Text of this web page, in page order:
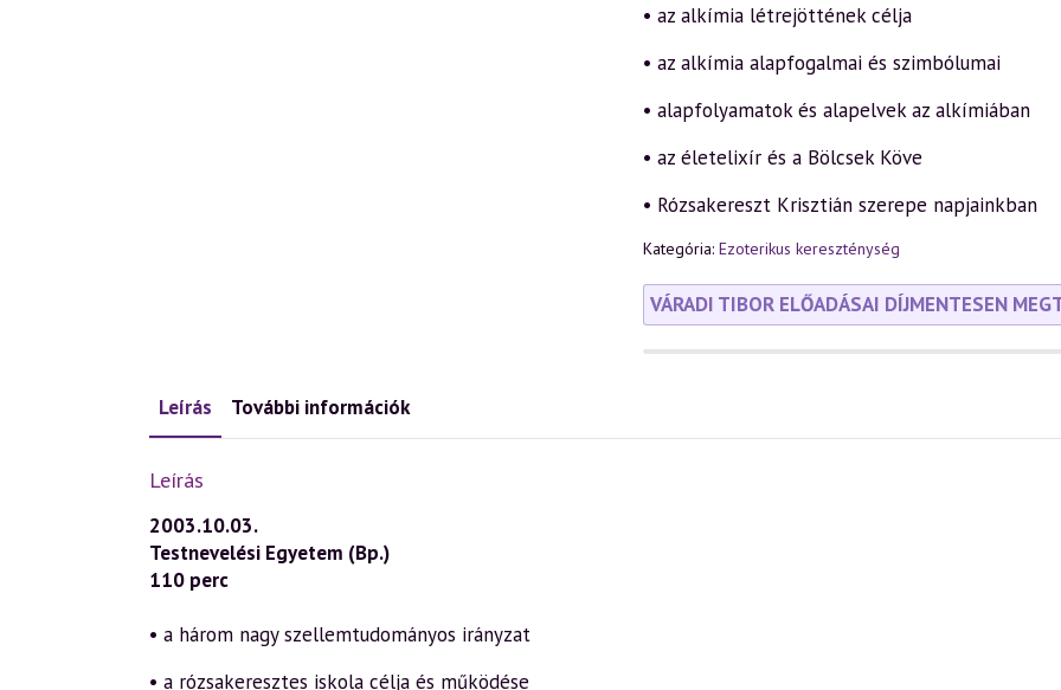
• az alkímia létrejöttének célja
• az alkímia alapfogalmai és szimbólumai
• alapfolyamatok és alapelvek az alkímiában
• az életelixír és a Bölcsek Köve
• Rózsakereszt Krisztián szerepe napjainkban
Kategória: Ezoterikus kereszténység
VÁRADI TIBOR ELŐADÁSAI DÍJMENTESEN
Leírás További információk
Leírás
2003.10.03.
Testnevelési Egyetem (Bp.)
110 perc
• a három nagy szellemtudományos irányzat
• a rózsakeresztes iskola célja és működése